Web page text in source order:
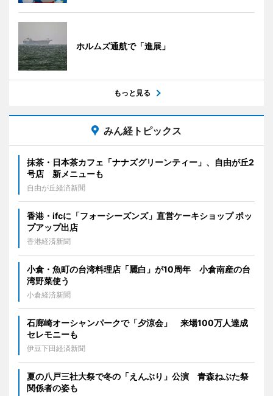
ホルムズ通航で「進展」
もっと見る
みん経トピックス
抹茶・日本茶カフェ「ナナズグリーンティー」、自由が丘2
号店 新メニューも
自由が丘経済新聞
香港・ifcに「フォーシーズンズ」直営ケーキショップ ポッ
プアップ出店
香港経済新聞
小倉・魚町の台湾料理店「麗白」が10周年 小倉南産の台
湾野菜使う
小倉経済新聞
石廊崎オーシャンパークで「夕涼会」 来場100万人達成
セレモニーも
伊豆下田経済新聞
夏の八戸三社大祭で冬の「えんぶり」公演 青森ねぶた祭
関係者の姿も